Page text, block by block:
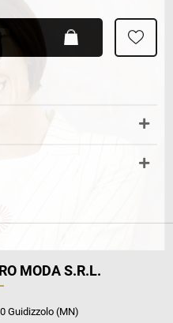
MODA S.R.L.
Guidizzolo (MN)